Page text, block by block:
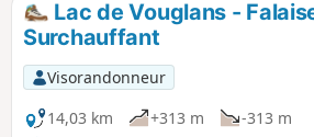
temps que l'un des grands lacs les
mieux préservés de France. Aucune
route ne le longe, quelques plages et
ports sont largement ouverts aux
visiteurs. Les sentiers sont très biens
Lac de Vouglans -
Surchauffant
Visorandonneur
14,03 km
+313 m
-313 m